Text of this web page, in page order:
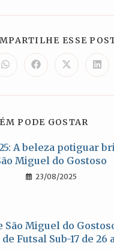
ESSE
Abre
em
nova
Abre
em
nova
Abre
em
nova
Abre
em
PODE GOSTAR
A beleza potiguar
Miguel do Gostoso
23/08/2025
São Miguel do
de Futsal Sub-17 de 26